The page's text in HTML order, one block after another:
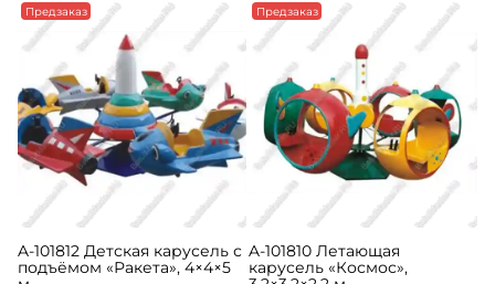
Предзаказ
A-101812 Детская карусель с
подъёмом «Ракета», 4×4×5
Предзаказ
A-101810 Летающая
карусель «Космос»,